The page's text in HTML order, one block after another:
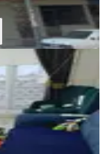
Şalvuz
Daire